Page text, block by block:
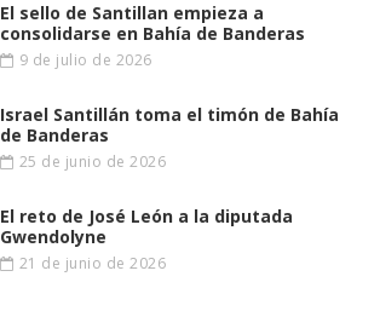
El sello de Santillan empieza a
consolidarse en Bahía de Banderas
9 de julio de 2026
Israel Santillán toma el timón de Bahía
de Banderas
25 de junio de 2026
El reto de José León a la diputada
Gwendolyne
21 de junio de 2026